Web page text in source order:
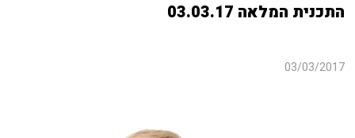
התכנית המלאה 03.03.17
03/03/2017